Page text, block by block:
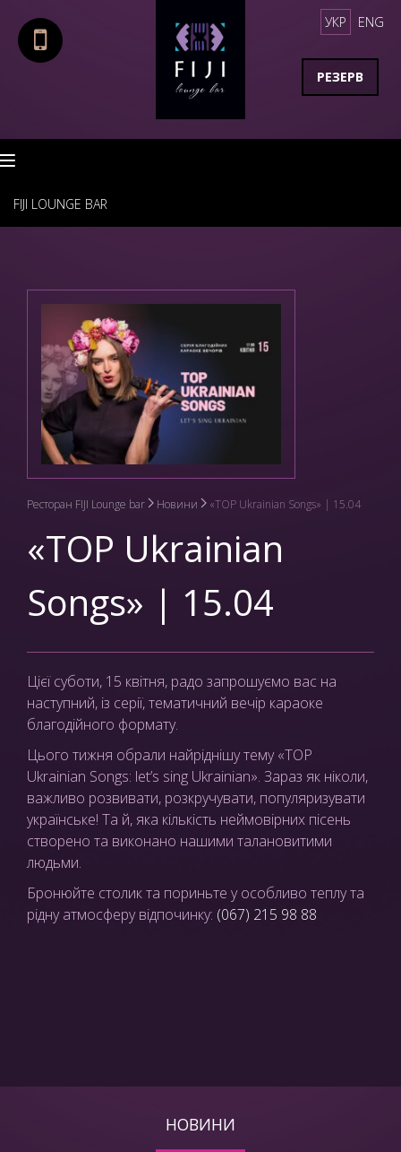
УКР ENG
РЕЗЕРВ
FIJI LOUNGE BAR
Ресторан FIJI Lounge bar Новини «TOP Ukrainian Songs» | 15.04
«TOP Ukrainian
Songs» | 15.04
Цієї суботи, 15 квітня, радо запрошуємо вас на
наступний, із серії, тематичний вечір караоке
благодійного формату.
Цього тижня обрали найріднішу тему «TOP
Ukrainian Songs: let’s sing Ukrainian». Зараз як ніколи,
важливо розвивати, розкручувати, популяризувати
українське! Та й, яка кількість неймовірних пісень
створено та виконано нашими талановитими
людьми.
Бронюйте столик та пориньте у особливо теплу та
рідну атмосферу відпочинку: (067) 215 98 88
НОВИНИ